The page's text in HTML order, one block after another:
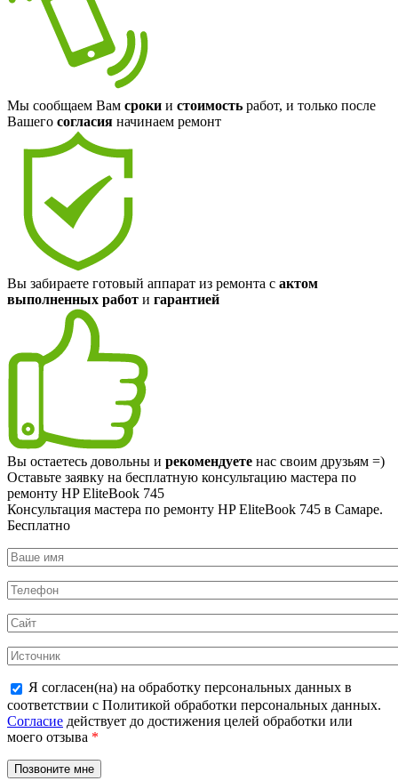
Мы сообщаем Вам сроки и стоимость работ, и только после
Вашего согласия начинаем ремонт
Вы забираете готовый аппарат из ремонта с актом
выполненных работ и гарантией
Вы остаетесь довольны и рекомендуете нас своим друзьям =)
Оставьте заявку на бесплатную консультацию мастера по
ремонту HP EliteBook 745
Консультация мастера по ремонту HP EliteBook 745 в Самаре.
Бесплатно
Я согласен(на) на обработку персональных данных в
соответствии с Политикой обработки персональных данных.
Согласие действует до достижения целей обработки или
моего отзыва *